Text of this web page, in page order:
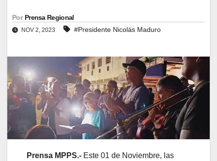
Por Prensa Regional
NOV 2, 2023 #Presidente Nicolás Maduro
Prensa MPPS.- Este 01 de Noviembre, las